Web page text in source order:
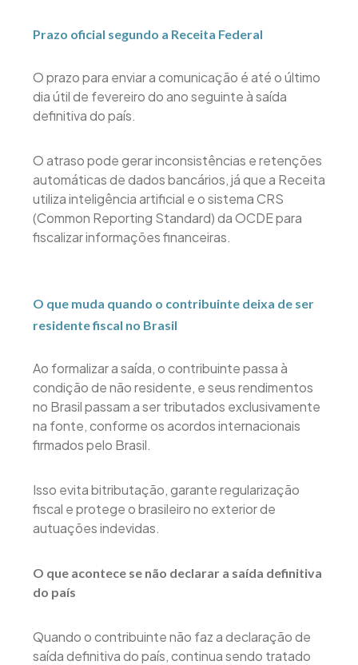
Prazo oficial segundo a Receita Federal
O prazo para enviar a comunicação é até o último
dia útil de fevereiro do ano seguinte à saída
definitiva do país.
O atraso pode gerar inconsistências e retenções
automáticas de dados bancários, já que a Receita
utiliza inteligência artificial e o sistema CRS
(Common Reporting Standard) da OCDE para
fiscalizar informações financeiras.
O que muda quando o contribuinte deixa de ser
residente fiscal no Brasil
Ao formalizar a saída, o contribuinte passa à
condição de não residente, e seus rendimentos
no Brasil passam a ser tributados exclusivamente
na fonte, conforme os acordos internacionais
firmados pelo Brasil.
Isso evita bitributação, garante regularização
fiscal e protege o brasileiro no exterior de
autuações indevidas.
O que acontece se não declarar a saída definitiva
do país
Quando o contribuinte não faz a declaração de
saída definitiva do país, continua sendo tratado